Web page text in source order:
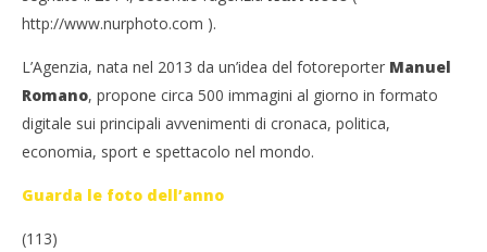
NOW VIEWING
NurPhoto, le migliori foto dell’anno
http://www.nurphoto.com ).
L’Agenzia, nata nel 2013 da un’idea del fotoreporter Manuel
Romano, propone circa 500 immagini al giorno in formato
digitale sui principali avvenimenti di cronaca, politica,
economia, sport e spettacolo nel mondo.
Guarda le foto dell’anno
(113)